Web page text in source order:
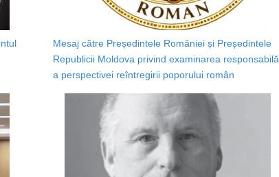
Mesaj către Președintele României și Președintele
Republicii Moldova privind examinarea responsabilă
a perspectivei reîntregirii poporului român